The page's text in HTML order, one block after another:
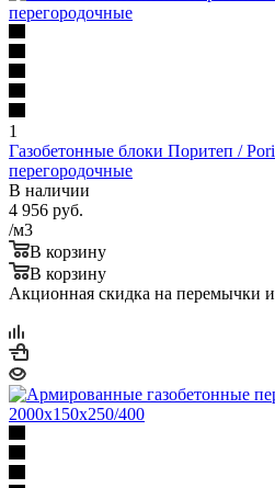
1
Газобетонные блоки Поритеп /
перегородочные
В наличии
4 956 руб.
/м3
В корзину
В корзину
Акционная скидка на перемычки